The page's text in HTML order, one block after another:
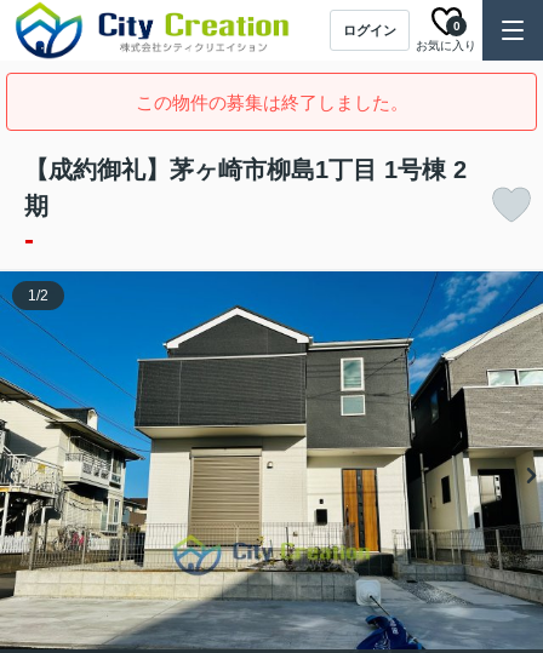
ログイン
お気に入り
0
この物件の募集は終了しました。
【成約御礼】茅ヶ崎市柳島1丁目 1号棟 2
期
-
1/2